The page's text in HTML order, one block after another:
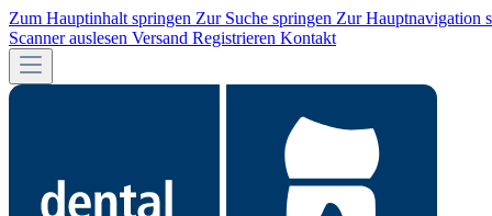
Zum Hauptinhalt springen Zur Suche springen Zur Hauptnavigation
Scanner auslesen Versand Registrieren Kontakt